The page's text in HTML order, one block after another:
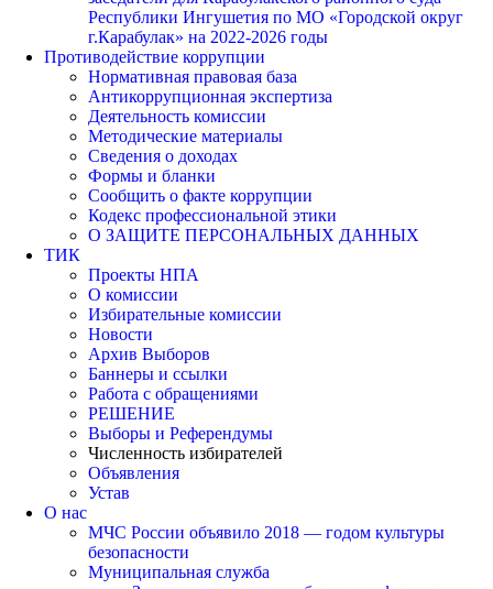
Республики Ингушетия по МО «Городской округ
г.Карабулак» на 2022-2026 годы
Противодействие коррупции
Нормативная правовая база
Антикоррупционная экспертиза
Деятельность комиссии
Методические материалы
Сведения о доходах
Формы и бланки
Сообщить о факте коррупции
Кодекс профессиональной этики
О ЗАЩИТЕ ПЕРСОНАЛЬНЫХ ДАННЫХ
ТИК
Проекты НПА
О комиссии
Избирательные комиссии
Новости
Архив Выборов
Баннеры и ссылки
Работа с обращениями
РЕШЕНИЕ
Выборы и Референдумы
Численность избирателей
Объявления
Устав
О нас
МЧС России объявило 2018 — годом культуры
безопасности
Муниципальная служба